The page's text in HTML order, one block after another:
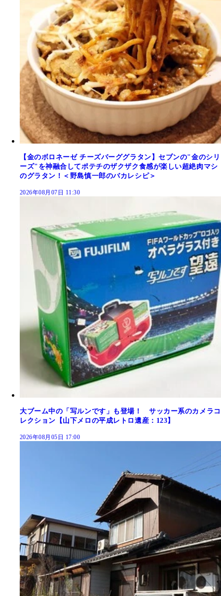
【金のボロネーゼ チーズバーググラタン】セブンの"金のシリ
ーズ"を神融合してポテチのザクザク食感が楽しい超絶肉マシ
のグラタン！＜野島慎一郎のバカレシピ＞
2026年08月07日 11:30
大ブーム中の「写ルンです」も登場！ サッカー系のカメラコ
レクション【山下メロの平成レトロ遺産：123】
2026年08月05日 17:00